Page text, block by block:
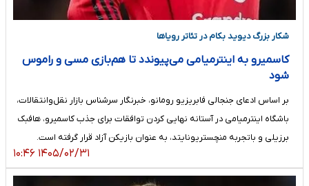
شکار بزرگ دیوید بکام در تئاتر رویاها
کاسمیرو به اینترمیامی می‌پیوندد تا هم‌بازی مسی و راموس
شود
بر اساس ادعای جنجالی فابریزیو رومانو، خبرنگار سرشناس بازار نقل‌وانتقالات،
باشگاه اینترمیامی در آستانه نهایی کردن توافقات برای جذب کاسمیرو، هافبک
برزیلی و باتجربه منچستریونایتد، به عنوان بازیکن آزاد قرار گرفته است.
۱۴۰۵/۰۲/۳۱ ۱۰:۴۶